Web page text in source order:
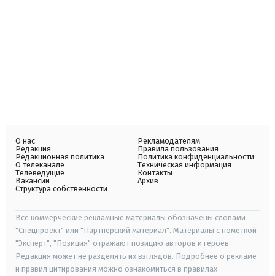
О нас
Редакция
Редакционная политика
О телеканале
Телеведущие
Вакансии
Структура собственности
Рекламодателям
Правила пользования
Политика конфиденциальности
Техническая информация
Контакты
Архив
Все коммерческие рекламные материалы обозначены словами
"Спецпроект" или "Партнерский материал". Материалы с пометкой
"Эксперт", "Позиция" отражают позицию авторов и героев.
Редакция может не разделять их взглядов. Подробнее о рекламе
и правил цитирования можно ознакомиться в правилах